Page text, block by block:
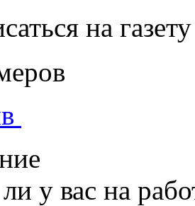
на газету
у вас на